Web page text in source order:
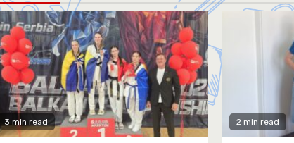
3 min read 2 min read